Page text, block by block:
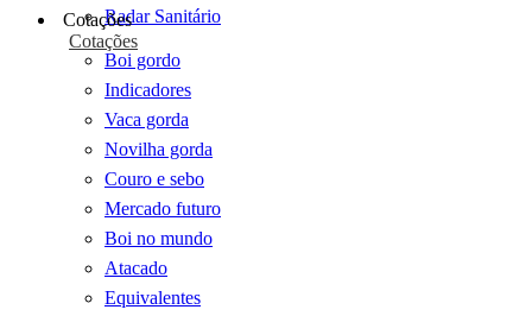
Radar Sanitário
Cotações
Cotações
Boi gordo
Indicadores
Vaca gorda
Novilha gorda
Couro e sebo
Mercado futuro
Boi no mundo
Atacado
Equivalentes